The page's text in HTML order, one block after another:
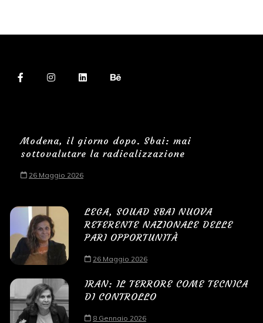
Modena, il giorno dopo. Sbai: mai
sottovalutare la radicalizzazione
26 Maggio 2026
LEGA, SOUAD SBAI NUOVA
REFERENTE NAZIONALE DELLE
PARI OPPORTUNITÀ
26 Maggio 2026
IRAN: IL TERRORE COME TECNICA
DI CONTROLLO
8 Gennaio 2026